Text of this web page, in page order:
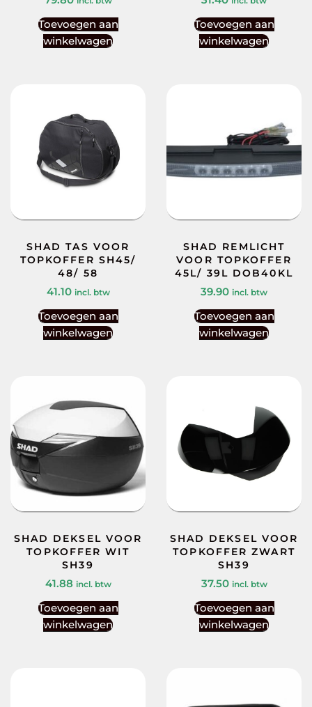
Toevoegen aan
winkelwagen
Toevoegen aan
winkelwagen
SHAD TAS VOOR
TOPKOFFER SH45/
48/ 58
41.10 incl. btw
Toevoegen aan
winkelwagen
SHAD REMLICHT
VOOR TOPKOFFER
45L/ 39L DOB40KL
39.90 incl. btw
Toevoegen aan
winkelwagen
SHAD DEKSEL VOOR
TOPKOFFER WIT
SH39
41.88 incl. btw
Toevoegen aan
winkelwagen
SHAD DEKSEL VOOR
TOPKOFFER ZWART
SH39
37.50 incl. btw
Toevoegen aan
winkelwagen